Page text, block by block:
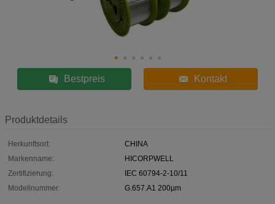
Bestpreis Kontakt
Produktdetails
Herkunftsort:
CHINA
Markenname:
HICORPWELL
Zertifizierung:
IEC 60794-2-10/11
Modellnummer:
G.657.A1 200µm